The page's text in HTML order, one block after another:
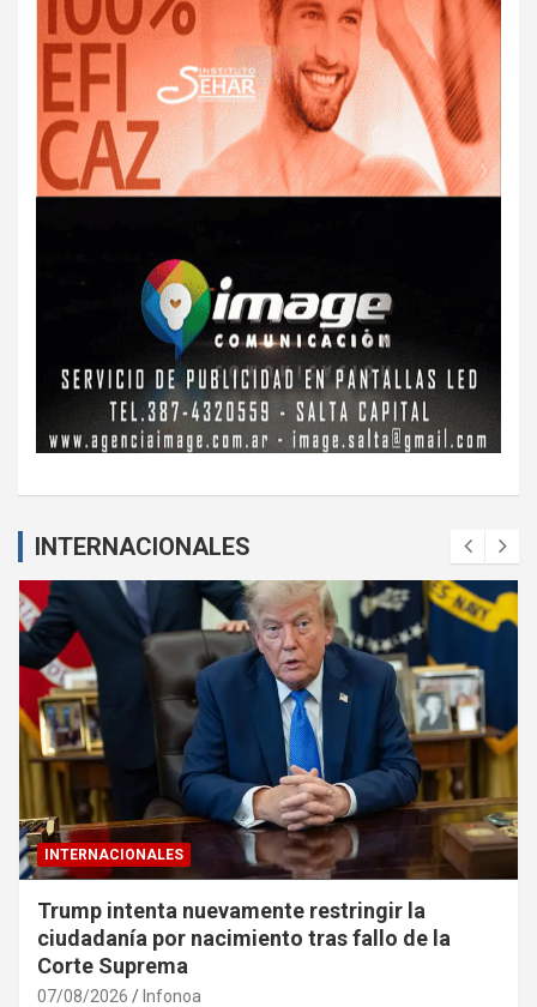
INTERNACIONALES
INTERNACIONALES
Trump intenta nuevamente restringir la
ciudadanía por nacimiento tras fallo de la
Corte Suprema
07/08/2026 Infonoa